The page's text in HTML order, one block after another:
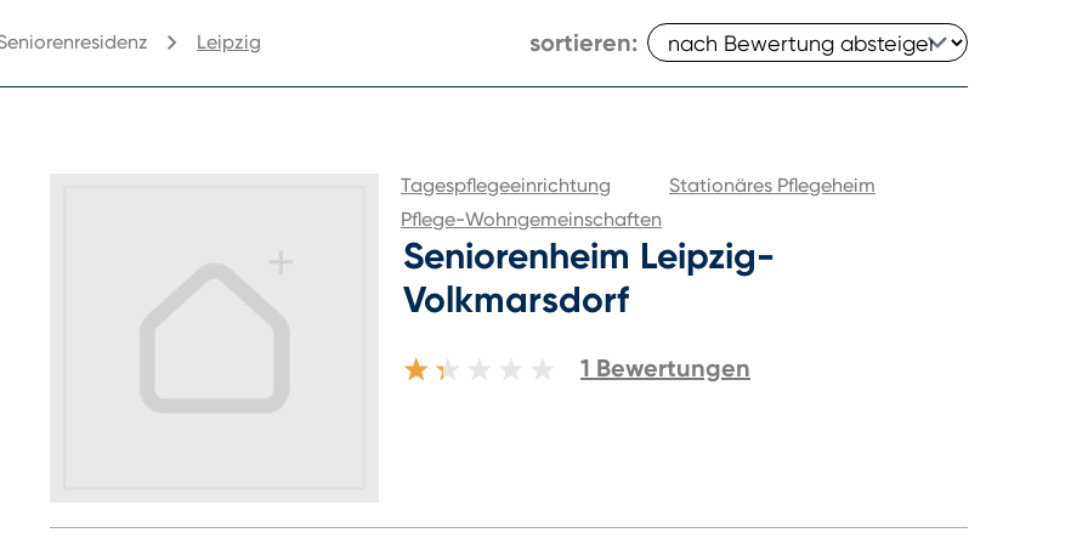
Leipzig sortieren:
Tagespflegeeinrichtung
Stationäres Pflegeheim
Pflege-Wohngemeinschaften
Seniorenheim Leipzig-
Volkmarsdorf
1 Bewertungen